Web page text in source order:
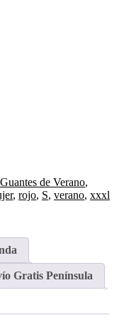
Guantes de Verano,
, rojo, S, verano, xxxl
Gratis Península